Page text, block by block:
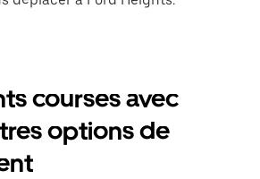
courses avec
options de